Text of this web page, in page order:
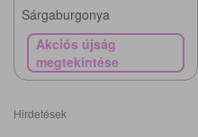
Sárgaburgonya
Akciós újság
megtekintése
Hirdetések